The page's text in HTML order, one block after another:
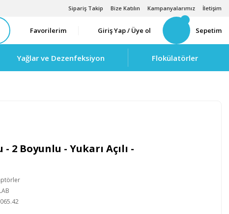
Sipariş Takip Bize Katılın Kampanyalarımız İletişim
Favorilerim Giriş Yap / Üye ol Sepetim
Yağlar ve Dezenfeksiyon Flokülatörler
2 Boyunlu - Yukarı Açılı -